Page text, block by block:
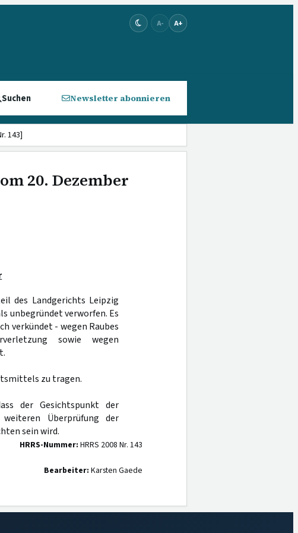
A- A+
Suchen Newsletter abonnieren
143]
20. Dezember
des Landgerichts Leipzig
unbegründet verworfen. Es
verkündet - wegen Raubes
sowie wegen
zu tragen.
der Gesichtspunkt der
Überprüfung der
sein wird.
HRRS-Nummer: HRRS 2008 Nr. 143
Bearbeiter: Karsten Gaede